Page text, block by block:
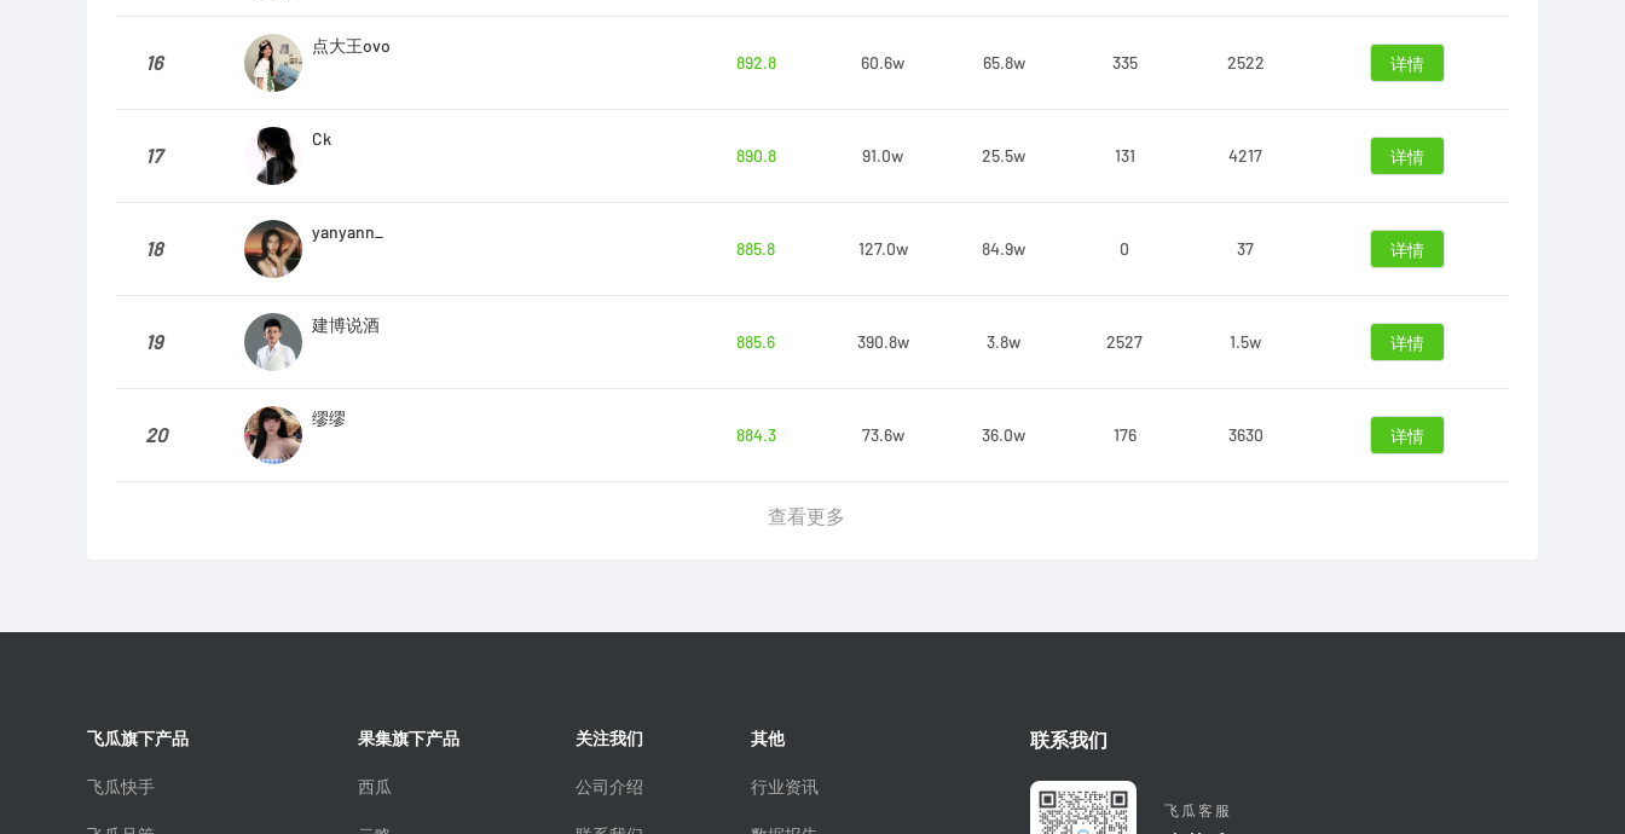
16
点大王ovo
892.8
60.6w 65.8w 335 2522 详情
17
Ck
890.8
91.0w 25.5w 131 4217 详情
18
yanyann_
885.8
127.0w 84.9w 0 37 详情
19
建博说酒
885.6
390.8w 3.8w 2527 1.5w 详情
20
缪缪
884.3
73.6w 36.0w 176 3630 详情
查看更多
飞瓜旗下产品
飞瓜快手
果集旗下产品
西瓜
关注我们
公司介绍
其他
行业资讯
联系我们
飞瓜客服